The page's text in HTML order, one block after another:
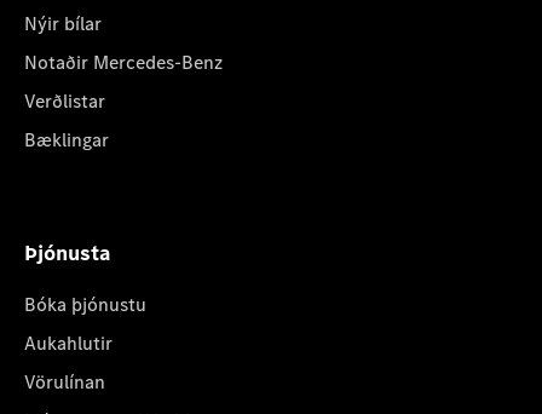
Nýir bílar
Notaðir Mercedes-Benz
Verðlistar
Bæklingar
Þjónusta
Bóka þjónustu
Aukahlutir
Vörulínan